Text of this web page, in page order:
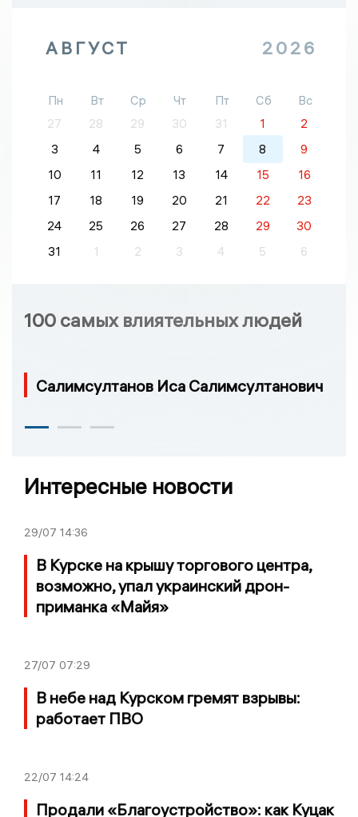
АВГУСТ 2026
Пн Вт Ср Чт Пт Сб
Вс
27
28 29 30 31 1
2
3
4 5 6 7 8
9
10
11 12 13 14 15
16
17
18 19 20 21 22
23
24
25 26 27 28 29
30
31
1 2 3 4 5 6
100 самых влиятельных людей
Салимсултанов Иса Салимсултанович
Интересные новости
29/07 14:36
В Курске на крышу торгового центра,
возможно, упал украинский дрон-
приманка «Майя»
27/07 07:29
В небе над Курском гремят взрывы:
работает ПВО
22/07 14:24
Продали «Благоустройство»: как Куцак